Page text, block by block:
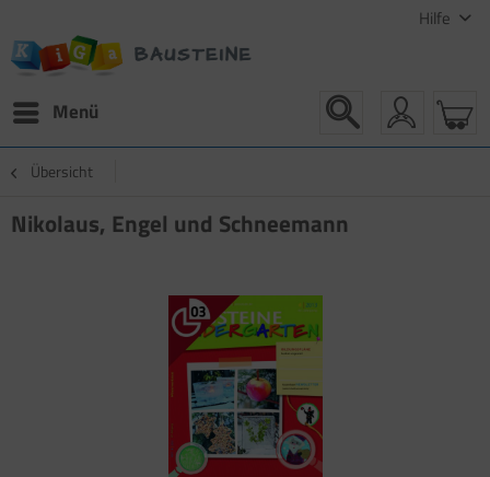
Hilfe
Menü
Übersicht
Nikolaus, Engel und Schneemann